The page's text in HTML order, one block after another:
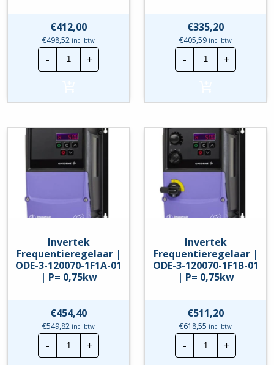
€412,00
€498,52 inc. btw
-
Invertek
Frequentieregelaar
|
120043-
P=0,75kw
hoeveelheid
+
€335,20
€405,59 inc. btw
-
Invertek
|
120070-
|
P=
0,75kw
hoeveelheid
+
Invertek
Frequentieregelaar |
ODE-3-120070-1F1A-01
| P= 0,75kw
€454,40
€549,82 inc. btw
-
Invertek
Frequentieregelaar
|
+
Invertek
Frequentieregelaar |
ODE-3-120070-1F1B-01
| P= 0,75kw
€511,20
€618,55 inc. btw
-
Invertek
|
+